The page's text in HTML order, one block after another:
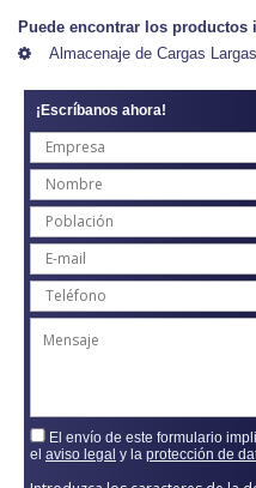
Puede encontrar los productos
Almacenaje de Cargas
¡Escríbanos ahora!
El envío de este formulario
el aviso legal y la protección de